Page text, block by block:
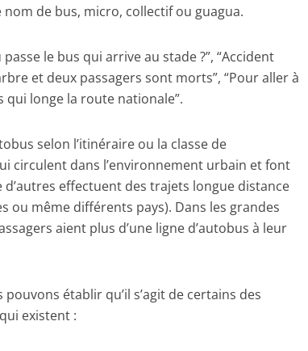
de bus, micro, collectif ou guagua.
le bus qui arrive au stade ?”, “Accident
et deux passagers sont morts”, “Pour aller à
qui longe la route nationale”.
selon l’itinéraire ou la classe de
circulent dans l’environnement urbain et font
effectuent des trajets longue distance
ou même différents pays). Dans les grandes
aient plus d’une ligne d’autobus à leur
établir qu’il s’agit de certains des
existent :